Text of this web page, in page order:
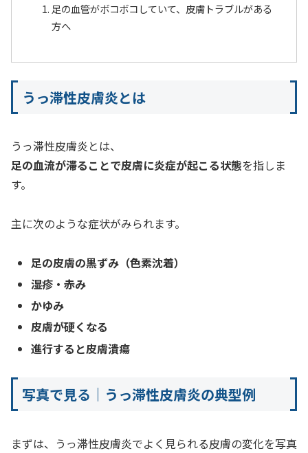
足の血管がボコボコしていて、皮膚トラブルがある
方へ
うっ滞性皮膚炎とは
うっ滞性皮膚炎とは、
足の血流が滞ることで皮膚に炎症が起こる状態を指しま
す。
主に次のような症状がみられます。
足の皮膚の黒ずみ（色素沈着）
湿疹・赤み
かゆみ
皮膚が硬くなる
進行すると皮膚潰瘍
写真で見る｜うっ滞性皮膚炎の典型例
まずは、うっ滞性皮膚炎でよく見られる皮膚の変化を写真